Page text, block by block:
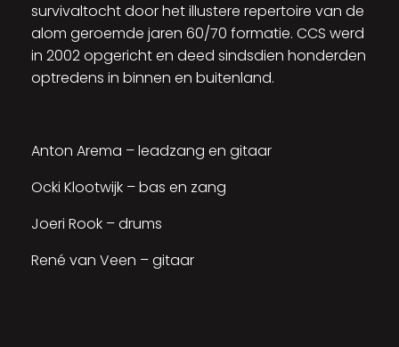
survivaltocht door het illustere repertoire van de
alom geroemde jaren 60/70 formatie. CCS werd
in 2002 opgericht en deed sindsdien honderden
optredens in binnen en buitenland.
Anton Arema – leadzang en gitaar
Ocki Klootwijk – bas en zang
Joeri Rook – drums
René van Veen – gitaar